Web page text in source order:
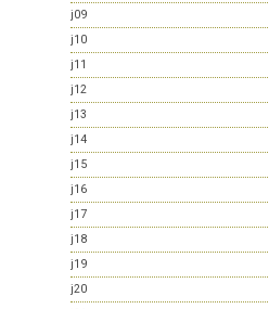
j09
j10
j11
j12
j13
j14
j15
j16
j17
j18
j19
j20